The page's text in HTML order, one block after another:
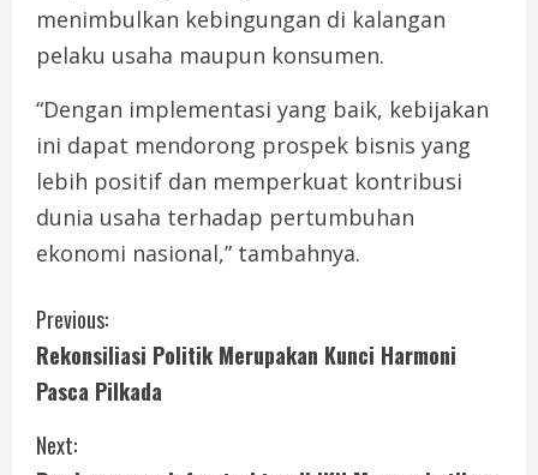
menimbulkan kebingungan di kalangan
pelaku usaha maupun konsumen.
“Dengan implementasi yang baik, kebijakan
ini dapat mendorong prospek bisnis yang
lebih positif dan memperkuat kontribusi
dunia usaha terhadap pertumbuhan
ekonomi nasional,” tambahnya.
C
o
n
Previous:
Rekonsiliasi Politik Merupakan Kunci Harmoni
Pasca Pilkada
Next: